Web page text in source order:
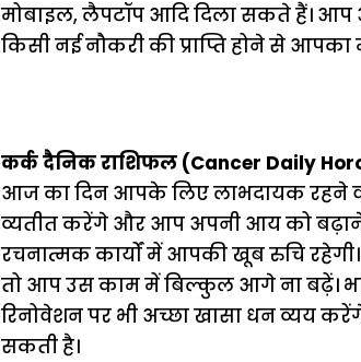
मोबाइल, लैपटॉप आदि दिला सकते हैं। आप
किसी नई नौकरी की प्राप्ति होने से
कर्क दैनिक राशिफल (Cancer Daily
आज का दिन आपके लिए लाभदायक रहने
व्यतीत करेंगे और आप अपनी आय को बढ़ाने
रचनात्मक कार्यों में आपकी खूब रुचि
तो आप उस काम में बिल्कुल आगे ना बढ़ें।
रिनोवेशन पर भी अच्छा खासा धन व्यय
सकती है।